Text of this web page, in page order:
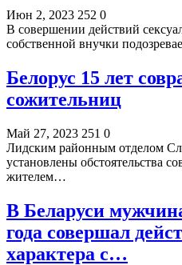
Июн 2, 2023 252 0
В совершении действий
собственной внучки
Белорус 15 лет
сожительниц
Май 27, 2023 251 0
Лидским районным отделом
установлены обстоятельства
жителем…
В Беларуси
года совершал
характера с…